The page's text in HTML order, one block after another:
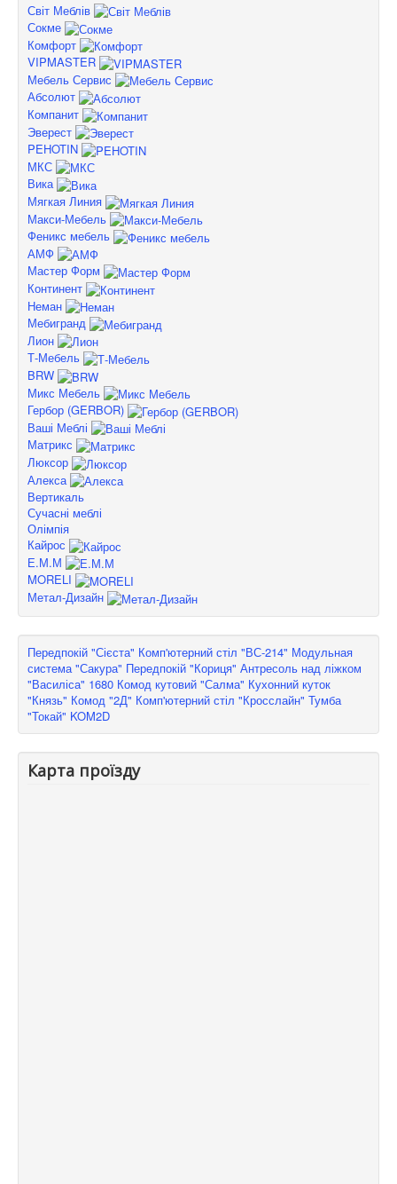
Світ Меблів
Сокме
Комфорт
VIPMASTER
Мебель Сервис
Абсолют
Компанит
Эверест
PEHOTIN
МКС
Вика
Мягкая Линия
Макси-Мебель
Феникс мебель
АМФ
Мастер Форм
Континент
Неман
Мебигранд
Лион
Т-Мебель
BRW
Микс Мебель
Гербор (GERBOR)
Ваші Меблі
Матрикс
Люксор
Алекса
Вертикаль
Сучасні меблі
Олімпія
Кайрос
Е.М.М
MORELI
Метал-Дизайн
Передпокій "Сієста" Комп'ютерний стіл "ВС-214" Модульная
система "Сакура" Передпокій "Кориця" Антресоль над ліжком
"Василіса" 1680 Комод кутовий "Салма" Кухонний куток
"Князь" Комод "2Д" Комп'ютерний стіл "Кросслайн" Тумба
"Токай" KOM2D
Карта проїзду